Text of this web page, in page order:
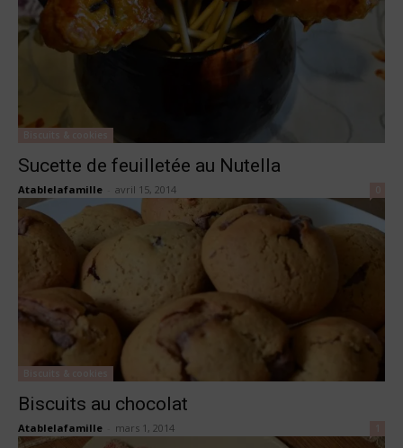
Sucette de feuilletée au Nutella
Atablelafamille avril 15, 2014
Biscuits au chocolat
Atablelafamille mars 1, 2014